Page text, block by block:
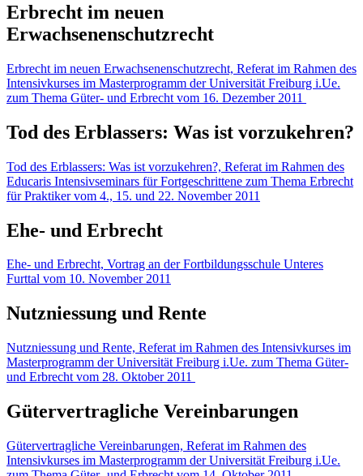
Erbrecht im neuen
Erwachsenenschutzrecht
Erbrecht im neuen Erwachsenenschutzrecht, Referat im Rahmen des
Intensivkurses im Masterprogramm der Universität Freiburg i.Ue.
zum Thema Güter- und Erbrecht vom 16. Dezember 2011
Tod des Erblassers: Was ist vorzukehren?
Tod des Erblassers: Was ist vorzukehren?, Referat im Rahmen des
Educaris Intensivseminars für Fortgeschrittene zum Thema Erbrecht
für Praktiker vom 4., 15. und 22. November 2011
Ehe- und Erbrecht
Ehe- und Erbrecht, Vortrag an der Fortbildungsschule Unteres
Furttal vom 10. November 2011
Nutzniessung und Rente
Nutzniessung und Rente, Referat im Rahmen des Intensivkurses im
Masterprogramm der Universität Freiburg i.Ue. zum Thema Güter-
und Erbrecht vom 28. Oktober 2011
Gütervertragliche Vereinbarungen
Gütervertragliche Vereinbarungen, Referat im Rahmen des
Intensivkurses im Masterprogramm der Universität Freiburg i.Ue.